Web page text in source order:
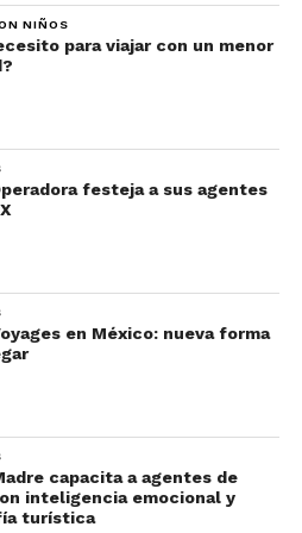
se desarrolla en
más auténticos y
ancestrales,
del vino y ciudades
NIÑOS
para viajar con un menor
festeja a sus agentes
en México: nueva forma
capacita a agentes de
inteligencia emocional y
turística